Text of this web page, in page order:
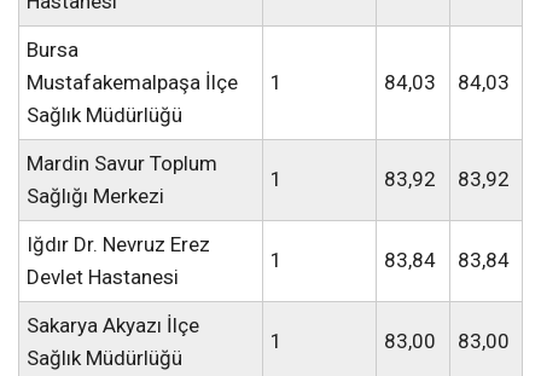
Bursa
Mustafakemalpaşa İlçe
Sağlık Müdürlüğü
1 84,03 84,03
Mardin Savur Toplum
Sağlığı Merkezi
1 83,92 83,92
Iğdır Dr. Nevruz Erez
Devlet Hastanesi
1 83,84 83,84
Sakarya Akyazı İlçe
Sağlık Müdürlüğü
1 83,00 83,00